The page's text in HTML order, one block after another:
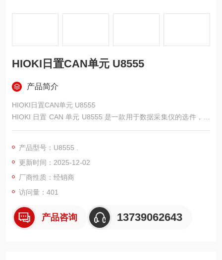
HIOKI日置CAN单元 U8555
产品简介
HIOKI日置CAN单元 U8555
HIOKI 日置 CAN 单元 U8555 是一款用于数据采集仪的选件，以
下是其详细介绍：
功能特点输入输出切换：支持 CAN/CAN FD 输入 / 输出切换，可
灵活适应不同的测量需求和应用场景。
高速采样：最大采样率为 10ms（可达 50ch），在 100ms 时可
测量多达 500ch，能够快速准确地采集和处理大量的 CAN 信号
多种协议支持：
产品型号：U8555 .
更新时间：2025-12-02
厂商性质：经销商
访问量：401
产品咨询 13739062643